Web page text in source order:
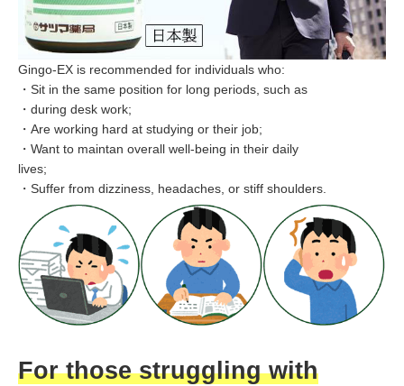
Gingo-EX is recommended for individuals who:
・Sit in the same position for long periods, such as
・during desk work;
・Are working hard at studying or their job;
・Want to maintan overall well-being in their daily
lives;
・Suffer from dizziness, headaches, or stiff shoulders.
For those struggling with